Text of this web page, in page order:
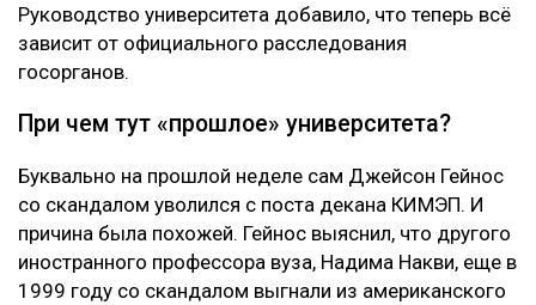
Руководство университета добавило, что теперь всё
зависит от официального расследования
госорганов.
При чем тут «прошлое» университета?
Буквально на прошлой неделе сам Джейсон Гейнос
со скандалом уволился с поста декана КИМЭП. И
причина была похожей. Гейнос выяснил, что другого
иностранного профессора вуза, Надима Накви, еще в
1999 году со скандалом выгнали из американского